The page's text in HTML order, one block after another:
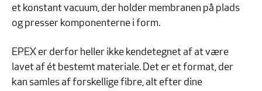
et konstant vacuum, der holder membranen på plads
og presser komponenterne i form.
EPEX er derfor heller ikke kendetegnet af at være
lavet af ét bestemt materiale. Det er et format, der
kan samles af forskellige fibre, alt efter dine